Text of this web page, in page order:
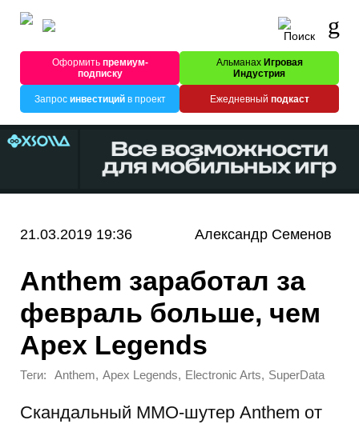
Оформитьпремиум-
подписку
Альманах Игровая
Индустрия
Запрос инвестицийв проект Ежедневный подкаст
21.03.2019 19:36 Александр Семенов
Anthem заработал за
февраль больше, чем
Apex Legends
Теги: Anthem, Apex Legends, Electronic Arts, SuperData
Скандальный ММО-шутер Anthem от